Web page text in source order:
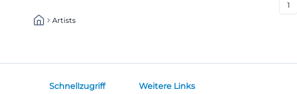
1
Artists
Schnellzugriff
Weitere Links